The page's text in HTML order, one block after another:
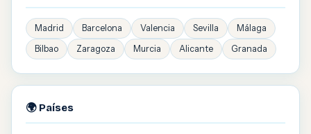
Madrid Barcelona Valencia Sevilla
Málaga
Bilbao
Zaragoza Murcia Alicante Granada
🌍 Países